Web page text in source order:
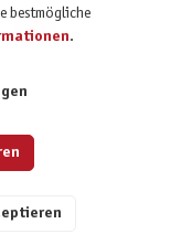
bestmögliche
.